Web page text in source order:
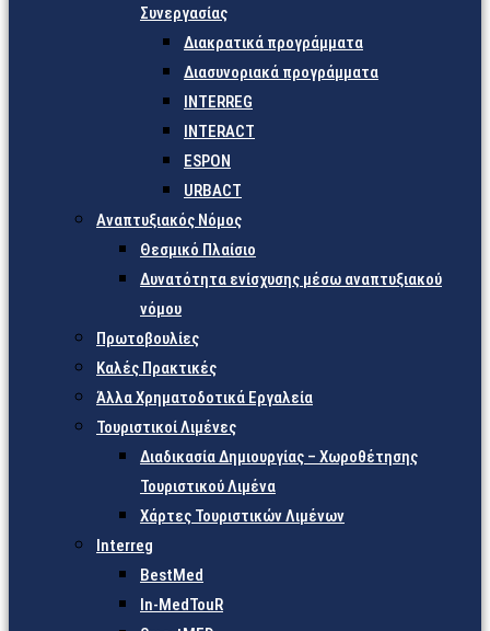
Συνεργασίας
Διακρατικά προγράμματα
Διασυνοριακά προγράμματα
INTERREG
INTERACT
ESPON
URBACT
Αναπτυξιακός Νόμος
Θεσμικό Πλαίσιο
Δυνατότητα ενίσχυσης μέσω αναπτυξιακού
νόμου
Πρωτοβουλίες
Καλές Πρακτικές
Άλλα Χρηματοδοτικά Εργαλεία
Τουριστικοί Λιμένες
Διαδικασία Δημιουργίας – Χωροθέτησης
Τουριστικού Λιμένα
Χάρτες Τουριστικών Λιμένων
Interreg
BestMed
In-MedTouR